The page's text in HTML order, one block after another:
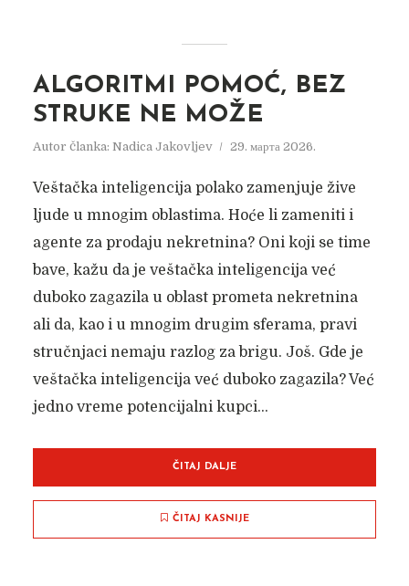
ALGORITMI POMOĆ, BEZ
STRUKE NE MOŽE
Autor članka: Nadica Jakovljev 29. марта 2026.
Veštačka inteligencija polako zamenjuje žive
ljude u mnogim oblastima. Hoće li zameniti i
agente za prodaju nekretnina? Oni koji se time
bave, kažu da je veštačka inteligencija već
duboko zagazila u oblast prometa nekretnina
ali da, kao i u mnogim drugim sferama, pravi
stručnjaci nemaju razlog za brigu. Još. Gde je
veštačka inteligencija već duboko zagazila? Već
jedno vreme potencijalni kupci...
ČITAJ DALJE
ČITAJ KASNIJE